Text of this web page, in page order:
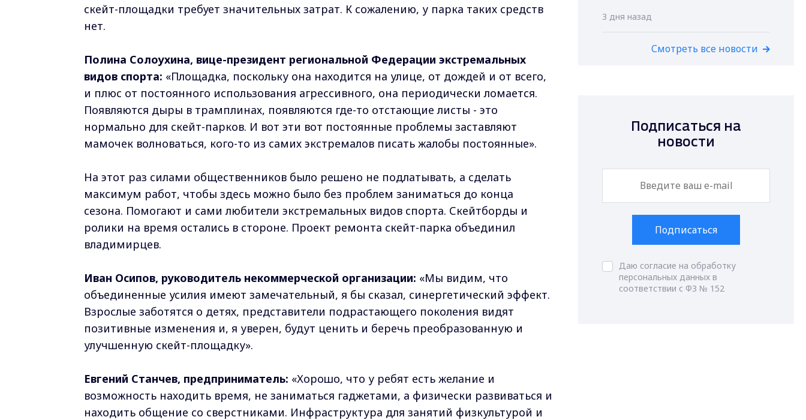
скейт-площадки требует значительных затрат. К сожалению, у парка таких средств
нет.
Полина Солоухина, вице-президент региональной Федерации экстремальных
видов спорта: «Площадка, поскольку она находится на улице, от дождей и от всего,
и плюс от постоянного использования агрессивного, она периодически ломается.
Появляются дыры в трамплинах, появляются где-то отстающие листы - это
нормально для скейт-парков. И вот эти вот постоянные проблемы заставляют
мамочек волноваться, кого-то из самих экстремалов писать жалобы постоянные».
На этот раз силами общественников было решено не подлатывать, а сделать
максимум работ, чтобы здесь можно было без проблем заниматься до конца
сезона. Помогают и сами любители экстремальных видов спорта. Скейтборды и
ролики на время остались в стороне. Проект ремонта скейт-парка объединил
владимирцев.
Иван Осипов, руководитель некоммерческой организации: «Мы видим, что
объединенные усилия имеют замечательный, я бы сказал, синергетический эффект.
Взрослые заботятся о детях, представители подрастающего поколения видят
позитивные изменения и, я уверен, будут ценить и беречь преобразованную и
улучшенную скейт-площадку».
Евгений Станчев, предприниматель: «Хорошо, что у ребят есть желание и
возможность находить время, не заниматься гаджетами, а физически развиваться и
находить общение со сверстниками. Инфраструктура для занятий физкультурой и
3 дня назад
Смотреть все новости
Подписаться на
новости
Подписаться
Даю согласие на обработку
персональных данных в
соответствии с ФЗ № 152